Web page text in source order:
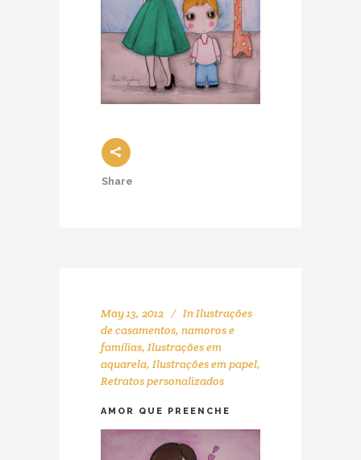
Share
May 13, 2012 InIlustrações
de casamentos, namoros e
famílias, Ilustrações em
aquarela, Ilustrações em papel,
Retratos personalizados
AMOR QUE PREENCHE